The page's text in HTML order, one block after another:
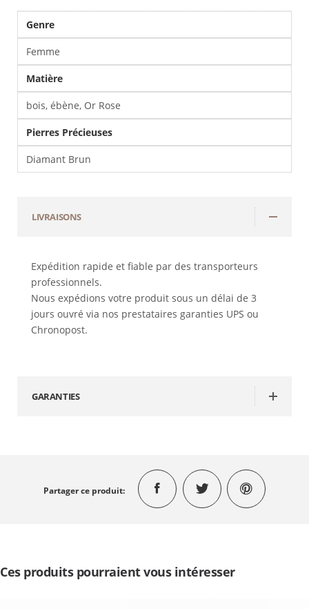
Genre
Femme
Matière
bois, ébène, Or Rose
Pierres Précieuses
Diamant Brun
LIVRAISONS
Expédition rapide et fiable par des transporteurs
professionnels.
Nous expédions votre produit sous un délai de 3
jours ouvré via nos prestataires garanties UPS ou
Chronopost.
GARANTIES
Partager ce produit:
Ces produits pourraient vous intéresser